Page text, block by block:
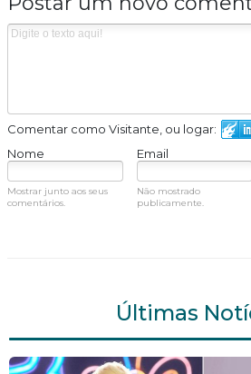
Comentar como Visitante, ou logar:
Nome
Email
Mostrar junto aos seus
comentários.
Não mostrado
publicamente.
Últimas